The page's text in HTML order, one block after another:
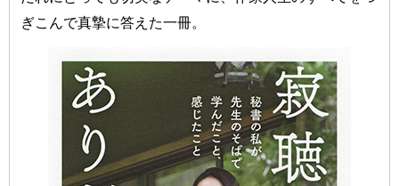
ぎこんで真摯に答えた一冊。